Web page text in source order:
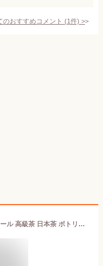
のおすすめコメント (1件) >
ゴッタス玉露 ギフト 贈り物 ノンアルコール 高級茶 日本茶 ボトリングティー 結婚式 パーティー ティーペアリング